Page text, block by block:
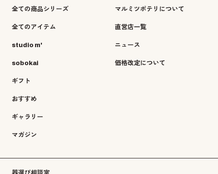
全ての商品シリーズ
全てのアイテム
studio m'
sobokai
ギフト
おすすめ
ギャラリー
マガジン
マルミツポテリについて
直営店一覧
ニュース
価格改定について